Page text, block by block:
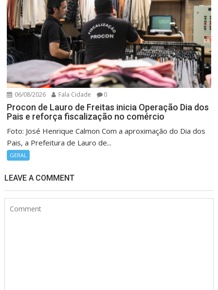
06/08/2026 Fala Cidade 0
Procon de Lauro de Freitas inicia Operação Dia dos
Pais e reforça fiscalização no comércio
Foto: José Henrique Calmon Com a aproximação do Dia dos
Pais, a Prefeitura de Lauro de...
GERAL
LEAVE A COMMENT